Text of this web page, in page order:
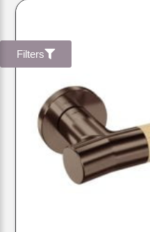
Filters